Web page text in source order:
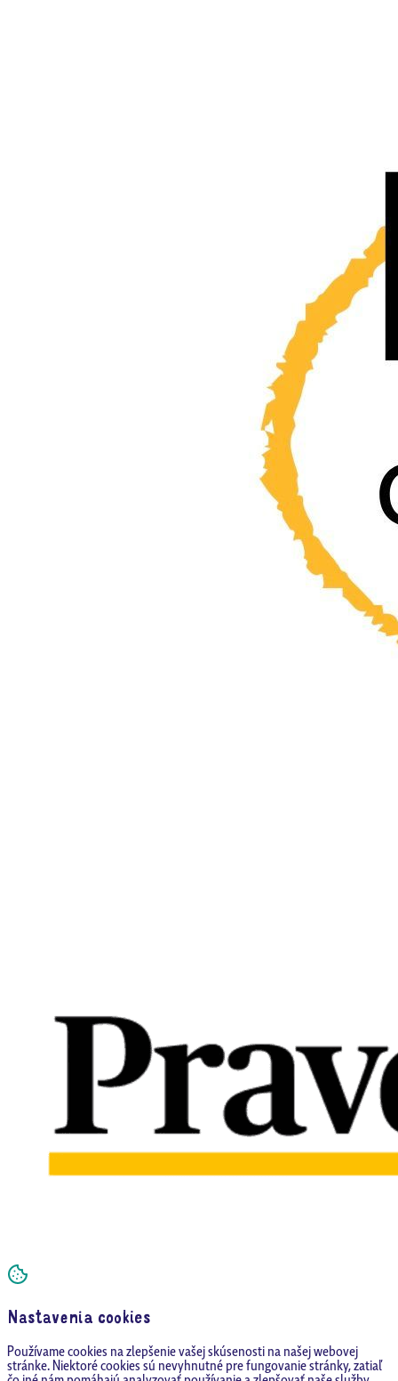
Nastavenia cookies
Používame cookies na zlepšenie vašej skúsenosti na našej webovej
stránke. Niektoré cookies sú nevyhnutné pre fungovanie stránky, zatiaľ